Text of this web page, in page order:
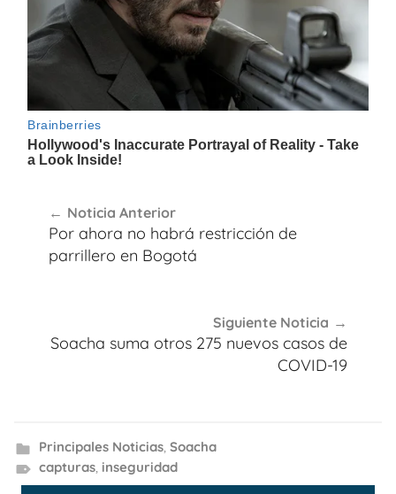
de
entradas
Noticia Anterior
Por ahora no habrá restricción de
parrillero en Bogotá
Siguiente Noticia
Soacha suma otros 275 nuevos casos de
COVID-19
Principales Noticias, Soacha
capturas, inseguridad